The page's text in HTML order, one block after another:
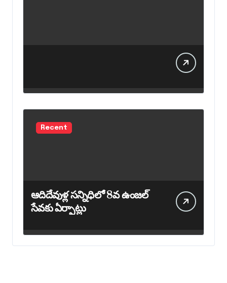
Recent
ఆదిదేవుళ్ల సన్నిధిలో 8వ ఉంజల్
సేవకు ఏర్పాట్లు